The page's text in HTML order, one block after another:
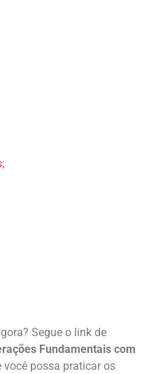
Segue o link de
Fundamentais com
você possa praticar os